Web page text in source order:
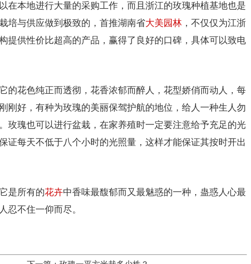
在本地进行大量的采购工作，而且浙江的玫瑰种植基地也是
培与供应做到极致的，首推湖南省大美园林，不仅仅为江浙
提供性价比超高的产品，赢得了良好的口碑，具体可以致电
的花色纯正而透彻，花香浓郁而醉人，花型娇俏而动人，每
刚好，有种为玫瑰的美丽保驾护航的地位，给人一种生人勿
玫瑰也可以进行盆栽，在家养殖时一定要注意给予充足的光
证每天不低于八个小时的光照量，这样才能保证其按时开出
是所有的花卉中香味最馥郁而又最魅惑的一种，蛊惑人心最
忍不住一仰而尽。